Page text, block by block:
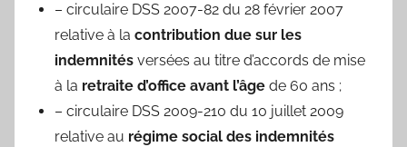
– circulaire DSS 2007-82 du 28 février 2007
relative à la contribution due sur les
indemnités versées au titre d’accords de mise
à la retraite d’office avant l’âge de 60 ans ;
– circulaire DSS 2009-210 du 10 juillet 2009
relative au régime social des indemnités